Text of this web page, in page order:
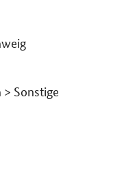
Sonstige